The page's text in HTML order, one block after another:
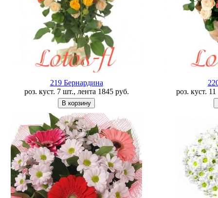
219 Бернардина
роз. куст. 7 шт., лента 1845 руб.
роз. куст.